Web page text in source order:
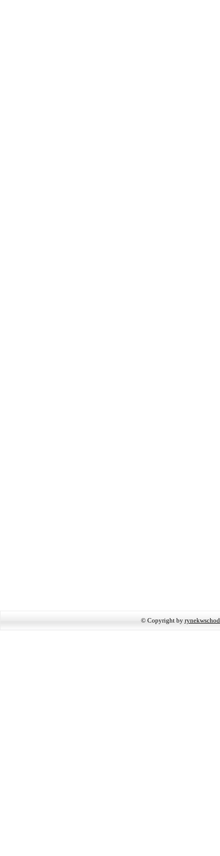
© Copyright by